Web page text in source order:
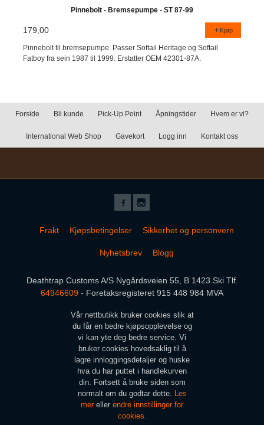
Pinnebolt - Bremsepumpe - ST 87-99
179,00 Kjøp
Pinnebolt til bremsepumpe. Passer Softail Heritage og Softail
Fatboy fra sein 1987 til 1999. Erstatter OEM 42301-87A.
Forside Bli kunde Pick-Up Point Åpningstider Hvem er vi?
International Web Shop Gavekort Logg inn Kontakt oss
Frakt Kjøpsbetingelser Sikkerhet og personvern
Nyhetsbrev Blogg
Deathtrap Customs A/S Nygårdsveien 55, B 1423 Ski Tlf.
64946609 - Foretaksregisteret 915 448 984 MVA
Vår nettbutikk bruker cookies slik at
du får en bedre kjøpsopplevelse og
vi kan yte deg bedre service. Vi
bruker cookies hovedsaklig til å
lagre innloggingsdetaljer og huske
hva du har puttet i handlekurven
din. Fortsett å bruke siden som
normalt om du godtar dette. Les
mer eller endre innstillinger for
cookies.